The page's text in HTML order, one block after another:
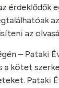
érdeklődők
az
– Pataki
a kötet
Pataki